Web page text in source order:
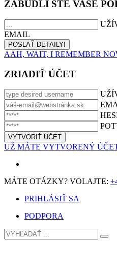
ZABUDLI STE VAŠE
EMAIL
AAH, WAIT, I REMEMBER
ZRIADIŤ ÚČET
UŽ MÁTE VYTVORENÝ
MÁTE OTÁZKY? VOLAJTE:
PRIHLÁSIŤ SA
PODPORA